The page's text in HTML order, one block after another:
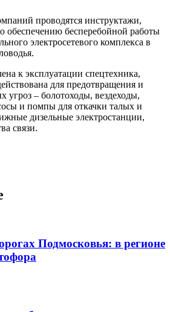
проводятся инструктажи,
обеспечению бесперебойной работы
электросетевого комплекса в
к эксплуатации спецтехника,
для предотвращения и
угроз – болотоходы, вездеходы,
и помпы для откачки талых и
дизельные электростанции,
связи.
Подмосковья: в регионе